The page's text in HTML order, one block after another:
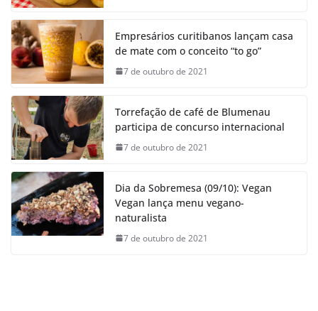
Empresários curitibanos lançam casa
de mate com o conceito “to go”
7 de outubro de 2021
Torrefação de café de Blumenau
participa de concurso internacional
7 de outubro de 2021
Dia da Sobremesa (09/10): Vegan
Vegan lança menu vegano-
naturalista
7 de outubro de 2021